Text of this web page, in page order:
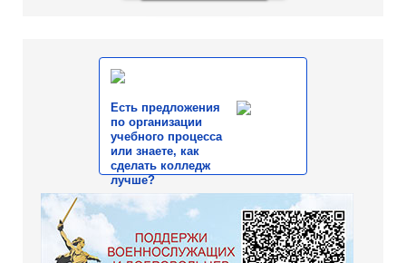
Есть предложения
по организации
учебного процесса
или знаете, как
сделать колледж
лучше?